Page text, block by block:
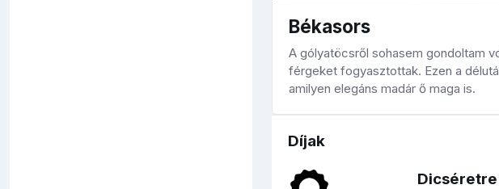
Békasors
A gólyatöcsről sohasem gondoltam
férgeket fogyasztottak. Ezen a
amilyen elegáns madár ő maga is.
Díjak